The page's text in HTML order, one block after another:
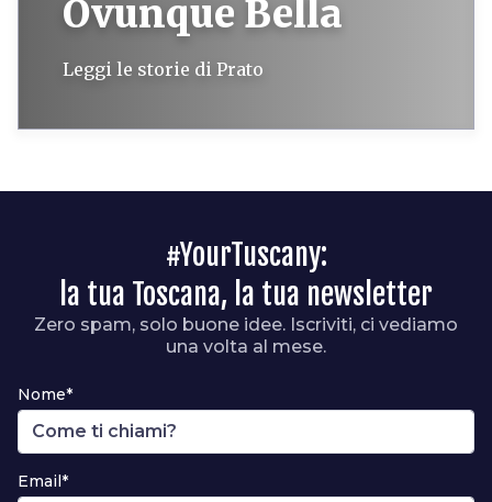
Ovunque Bella
Leggi le storie di Prato
#YourTuscany:
la tua Toscana, la tua newsletter
Zero spam, solo buone idee. Iscriviti, ci vediamo
una volta al mese.
Nome*
Email*